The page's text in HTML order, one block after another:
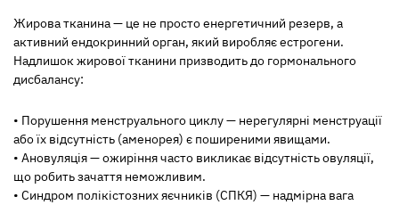
Жирова тканина — це не просто енергетичний резерв, а
активний ендокринний орган, який виробляє естрогени.
Надлишок жирової тканини призводить до гормонального
дисбалансу:
• Порушення менструального циклу — нерегулярні менструації
або їх відсутність (аменорея) є поширеними явищами.
• Ановуляція — ожиріння часто викликає відсутність овуляції,
що робить зачаття неможливим.
• Синдром полікістозних яєчників (СПКЯ) — надмірна вага